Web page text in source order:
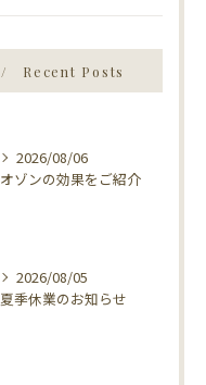
Recent Posts
2026/08/06
オゾンの効果をご紹介
2026/08/05
夏季休業のお知らせ